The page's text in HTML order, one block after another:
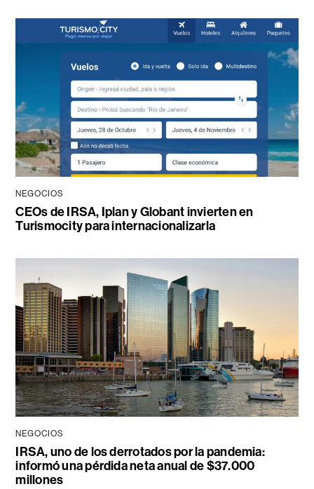
NEGOCIOS
CEOs de IRSA, Iplan y Globant invierten en
Turismocity para internacionalizarla
NEGOCIOS
IRSA, uno de los derrotados por la pandemia:
informó una pérdida neta anual de $37.000
millones